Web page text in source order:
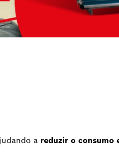
a reduzir o consumo